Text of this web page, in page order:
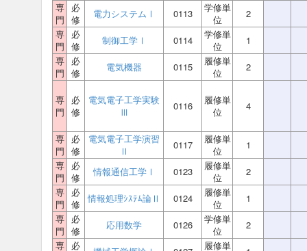
専
門
必
修
電力システムⅠ 0113
学修単
位
2
専
門
必
修
制御工学Ⅰ 0114
学修単
位
1
専
門
必
修
電気機器 0115
履修単
位
2
専
門
必
修
電気電子工学実験
Ⅲ
0116
履修単
位
4
専
門
必
修
電気電子工学演習
Ⅱ
0117
履修単
位
1
専
門
必
修
情報通信工学Ⅰ 0123
履修単
位
2
専
門
必
修 情報処理ｼｽﾃﾑ論Ⅱ 0124
履修単
位
1
専
門
必
修
応用数学 0126
学修単
位
2
専
必 履修単